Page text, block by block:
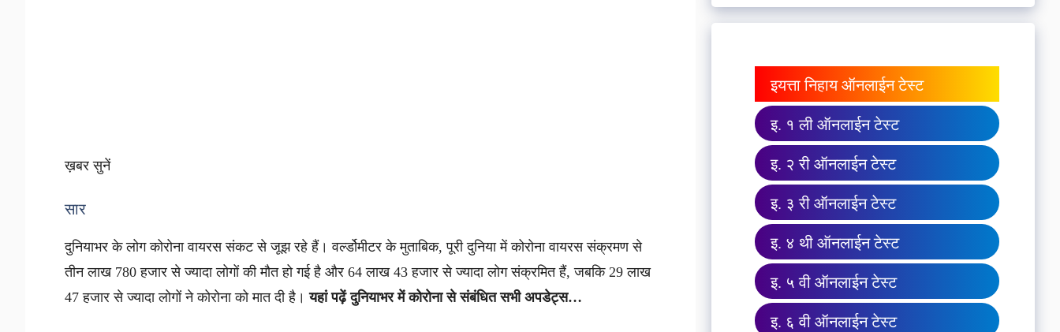
ख़बर सुनें
सार
दुनियाभर के लोग कोरोना वायरस संकट से जूझ रहे हैं। वर्ल्डोमीटर के मुताबिक, पूरी दुनिया में कोरोना वायरस संक्रमण से
तीन लाख 780 हजार से ज्यादा लोगों की मौत हो गई है और 64 लाख 43 हजार से ज्यादा लोग संक्रमित हैं, जबकि 29 लाख
47 हजार से ज्यादा लोगों ने कोरोना को मात दी है।यहां पढ़ें दुनियाभर में कोरोना से संबंधित सभी अपडेट्स…
इयत्ता निहाय ऑनलाईन टेस्ट
इ. १ ली ऑनलाईन टेस्ट
इ. २ री ऑनलाईन टेस्ट
इ. ३ री ऑनलाईन टेस्ट
इ. ४ थी ऑनलाईन टेस्ट
इ. ५ वी ऑनलाईन टेस्ट
इ. ६ वी ऑनलाईन टेस्ट